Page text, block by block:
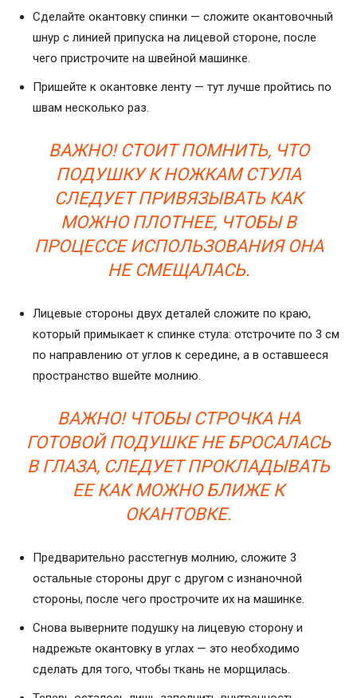
Сделайте окантовку спинки — сложите окантовочный
шнур с линией припуска на лицевой стороне, после
чего пристрочите на швейной машинке.
Пришейте к окантовке ленту — тут лучше пройтись по
швам несколько раз.
ВАЖНО! СТОИТ ПОМНИТЬ, ЧТО
ПОДУШКУ К НОЖКАМ СТУЛА
СЛЕДУЕТ ПРИВЯЗЫВАТЬ КАК
МОЖНО ПЛОТНЕЕ, ЧТОБЫ В
ПРОЦЕССЕ ИСПОЛЬЗОВАНИЯ ОНА
НЕ СМЕЩАЛАСЬ.
Лицевые стороны двух деталей сложите по краю,
который примыкает к спинке стула: отстрочите по 3 см
по направлению от углов к середине, а в оставшееся
пространство вшейте молнию.
ВАЖНО! ЧТОБЫ СТРОЧКА НА
ГОТОВОЙ ПОДУШКЕ НЕ БРОСАЛАСЬ
В ГЛАЗА, СЛЕДУЕТ ПРОКЛАДЫВАТЬ
ЕЕ КАК МОЖНО БЛИЖЕ К
ОКАНТОВКЕ.
Предварительно расстегнув молнию, сложите 3
остальные стороны друг с другом с изнаночной
стороны, после чего прострочите их на машинке.
Снова выверните подушку на лицевую сторону и
надрежьте окантовку в углах — это необходимо
сделать для того, чтобы ткань не морщилась.